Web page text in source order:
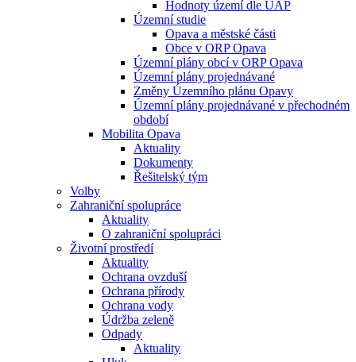
Hodnoty území dle ÚAP
Územní studie
Opava a městské části
Obce v ORP Opava
Územní plány obcí v ORP Opava
Územní plány projednávané
Změny Územního plánu Opavy
Územní plány projednávané v přechodném
období
Mobilita Opava
Aktuality
Dokumenty
Řešitelský tým
Volby
Zahraniční spolupráce
Aktuality
O zahraniční spolupráci
Životní prostředí
Aktuality
Ochrana ovzduší
Ochrana přírody
Ochrana vody
Údržba zeleně
Odpady
Aktuality